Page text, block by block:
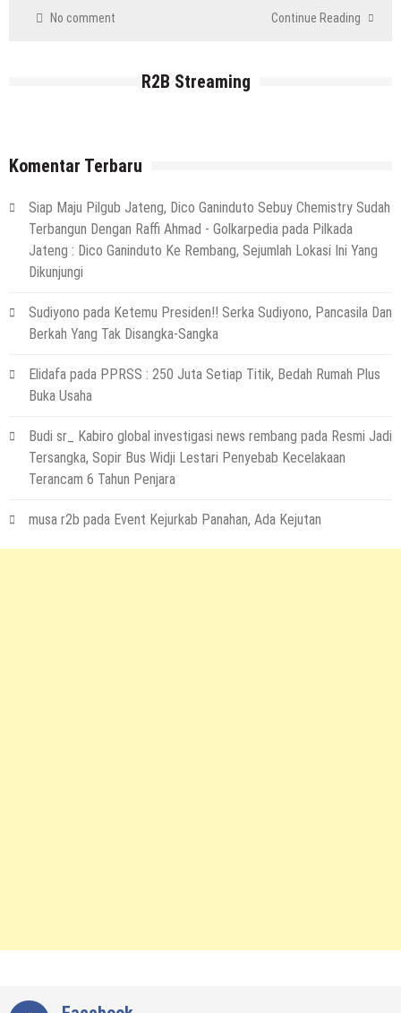
No comment Continue Reading
R2B Streaming
Komentar Terbaru
Siap Maju Pilgub Jateng, Dico Ganinduto Sebuy Chemistry Sudah
Terbangun Dengan Raffi Ahmad - Golkarpedia pada Pilkada
Jateng : Dico Ganinduto Ke Rembang, Sejumlah Lokasi Ini Yang
Dikunjungi
Sudiyono pada Ketemu Presiden!! Serka Sudiyono, Pancasila Dan
Berkah Yang Tak Disangka-Sangka
Elidafa pada PPRSS : 250 Juta Setiap Titik, Bedah Rumah Plus
Buka Usaha
Budi sr_ Kabiro global investigasi news rembang pada Resmi Jadi
Tersangka, Sopir Bus Widji Lestari Penyebab Kecelakaan
Terancam 6 Tahun Penjara
musa r2b pada Event Kejurkab Panahan, Ada Kejutan